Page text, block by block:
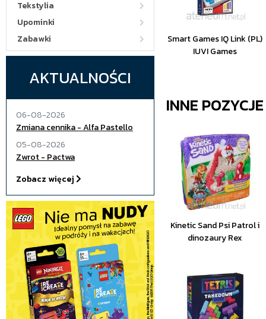
Tekstylia
Upominki
Zabawki
AKTUALNOŚCI
06-08-2026
Zmiana cennika - Alfa Pastello
05-08-2026
Zwrot - Pactwa
Zobacz więcej
Smart Games IQ Link (PL)
IUVI Games
INNE
Kinetic Sand Psi Patrol i
dinozaury Rex